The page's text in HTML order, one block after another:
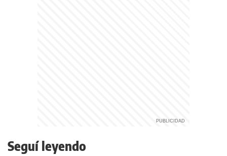
Seguí leyendo